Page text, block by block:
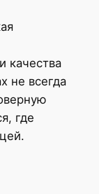
качества
не всегда
где